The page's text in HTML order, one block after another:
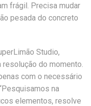
frágil. Precisa mudar
pesada do concreto
Studio,
do momento.
com o necessário
na
elementos, resolve